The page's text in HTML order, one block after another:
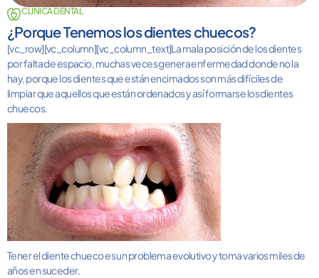
CLINICA DENTAL
¿Porque Tenemos los dientes chuecos?
[vc_row][vc_column][vc_column_text]La mala posición de losdientes
por falta de espacio, muchas veces genera enfermedad donde no la
hay, porque los dientes que están encimados son más difíciles de
limpiar que aquellos que están ordenados y así formarse los dientes
chuecos.
Tener eldientechueco es un problema evolutivo y toma varios miles de
años en suceder.